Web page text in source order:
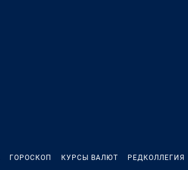
ГОРОСКОП КУРСЫ ВАЛЮТ РЕДКОЛЛЕГИЯ